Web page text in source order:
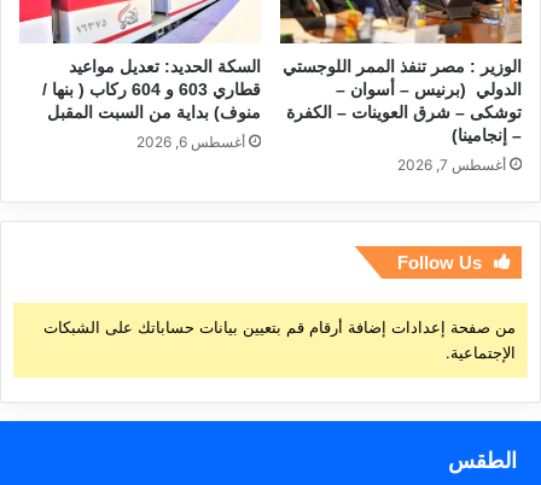
الوزير : مصر تنفذ الممر اللوجستي
الدولي (برنيس – أسوان –
توشكى – شرق العوينات – الكفرة
– إنجامينا)
أغسطس 7, 2026
السكة الحديد: تعديل مواعيد
قطاري 603 و 604 ركاب ( بنها /
منوف) بداية من السبت المقبل
أغسطس 6, 2026
Follow Us
من صفحة إعدادات إضافة أرقام قم بتعيين بيانات حساباتك على الشبكات
الإجتماعية.
الطقس